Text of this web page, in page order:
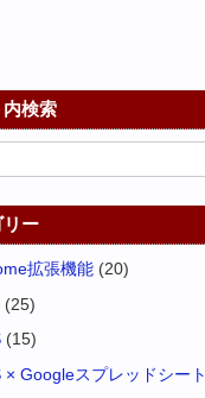
検索
リー
拡張機能 (20)
(25)
(15)
× Googleスプレッドシート